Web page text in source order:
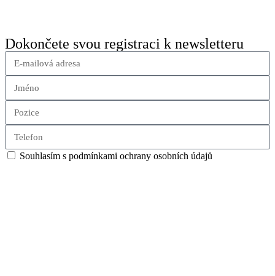
Dokončete svou registraci k newsletteru
Souhlasím s podmínkami ochrany osobních údajů